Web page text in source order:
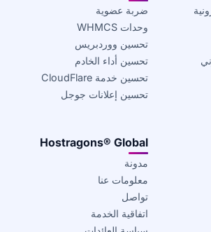
ضربة عضوية
وحدات WHMCS
تحسين ووردبريس
تحسين أداء الخادم
تحسين خدمة CloudFlare
تحسين إعلانات جوجل
Hostragons® Global
مدونة
معلومات عنا
تواصل
اتفاقية الخدمة